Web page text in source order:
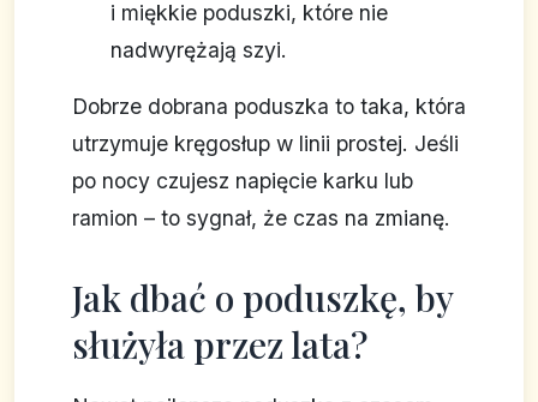
i miękkie poduszki, które nie
nadwyrężają szyi.
Dobrze dobrana poduszka to taka, która
utrzymuje kręgosłup w linii prostej. Jeśli
po nocy czujesz napięcie karku lub
ramion – to sygnał, że czas na zmianę.
Jak dbać o poduszkę, by
służyła przez lata?